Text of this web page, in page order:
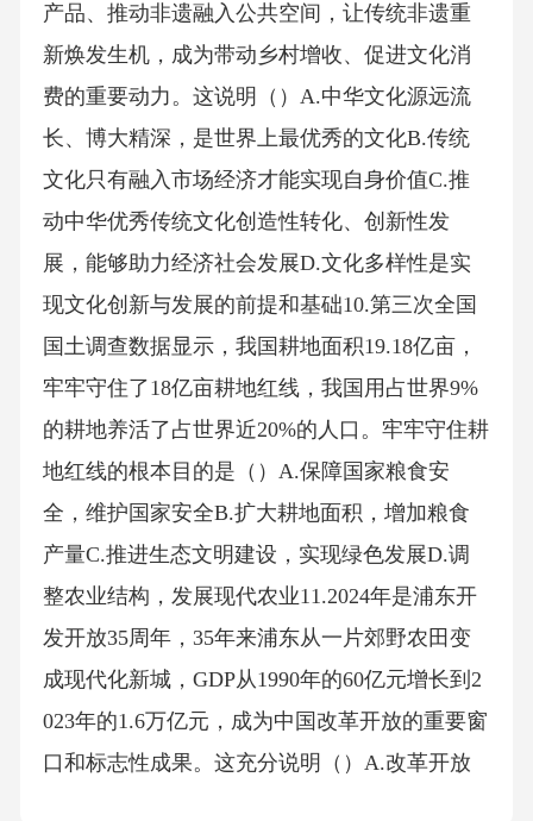
产品、推动非遗融入公共空间，让传统非遗重
新焕发生机，成为带动乡村增收、促进文化消
费的重要动力。这说明（）A.中华文化源远流
长、博大精深，是世界上最优秀的文化B.传统
文化只有融入市场经济才能实现自身价值C.推
动中华优秀传统文化创造性转化、创新性发
展，能够助力经济社会发展D.文化多样性是实
现文化创新与发展的前提和基础10.第三次全国
国土调查数据显示，我国耕地面积19.18亿亩，
牢牢守住了18亿亩耕地红线，我国用占世界9%
的耕地养活了占世界近20%的人口。牢牢守住耕
地红线的根本目的是（）A.保障国家粮食安
全，维护国家安全B.扩大耕地面积，增加粮食
产量C.推进生态文明建设，实现绿色发展D.调
整农业结构，发展现代农业11.2024年是浦东开
发开放35周年，35年来浦东从一片郊野农田变
成现代化新城，GDP从1990年的60亿元增长到2
023年的1.6万亿元，成为中国改革开放的重要窗
口和标志性成果。这充分说明（）A.改革开放